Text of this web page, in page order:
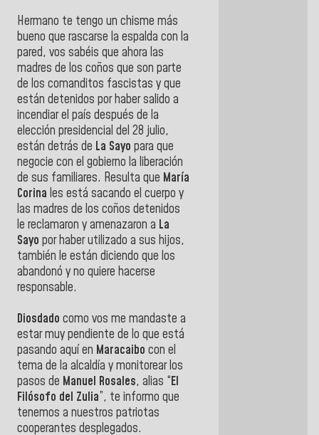
Hermano te tengo un chisme más
bueno que rascarse la espalda con la
pared, vos sabéis que ahora las
madres de los coños que son parte
de los comanditos fascistas y que
están detenidos por haber salido a
incendiar el país después de la
elección presidencial del 28 julio,
están detrás de La Sayo para que
negocie con el gobierno la liberación
de sus familiares. Resulta que María
Corina les está sacando el cuerpo y
las madres de los coños detenidos
le reclamaron y amenazaron a La
Sayo por haber utilizado a sus hijos,
también le están diciendo que los
abandonó y no quiere hacerse
responsable.
Diosdado como vos me mandaste a
estar muy pendiente de lo que está
pasando aquí en Maracaibo con el
tema de la alcaldía y monitorear los
pasos de Manuel Rosales, alias “El
Filósofo del Zulia”, te informo que
tenemos a nuestros patriotas
cooperantes desplegados.